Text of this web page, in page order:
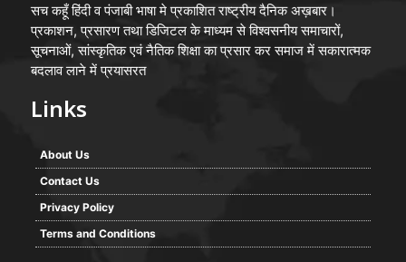
सच कहूँ हिंदी व पंजाबी भाषा मे प्रकाशित राष्ट्रीय दैनिक अख़बार।
प्रकाशन, प्रसारण तथा डिजिटल के माध्यम से विश्वसनीय समाचारों,
सूचनाओं, सांस्कृतिक एवं नैतिक शिक्षा का प्रसार कर समाज में सकारात्मक
बदलाव लाने में प्रयासरत
Links
About Us
Contact Us
Privacy Policy
Terms and Conditions